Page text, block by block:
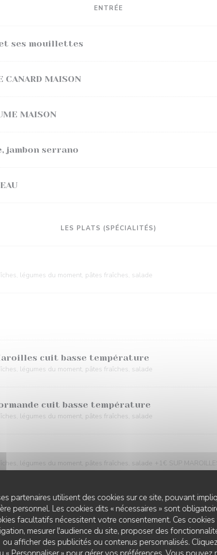
partenaires utilisent des cookies sur ce site, pouvant
personnel. Les cookies dits « nécessaires » sont
facultatifs nécessitent votre consentement. Ces
mesurer l'audience du site, proposer des
afficher des publicités ou contenus personnalisés.
ENTRÉE
ses mouillettes
CANARD MAISON
MAISON
jambon serrano
LES PLATS (SPÉCIALITÉS)
légumes du moment, pâtes fraîches, salade
cuit basse température
légumes du moment, pâtes fraîches, salade
cuit basse température
légumes du moment, pâtes fraîches, salade
légumes du moment, pâtes fraîches, salade +1€ SUP
au choix : frites, riz jaune ou salade à préciser en commentaire.
de sésame noir sauce teriyaki